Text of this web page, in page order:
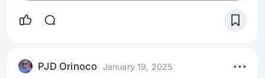
PJD Orinoco January 19, 2025